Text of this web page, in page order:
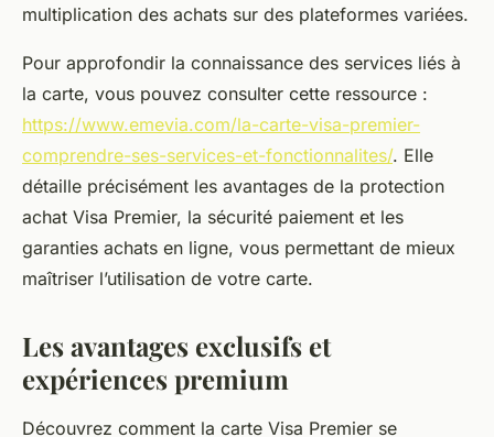
multiplication des achats sur des plateformes variées.
Pour approfondir la connaissance des services liés à
la carte, vous pouvez consulter cette ressource :
https://www.emevia.com/la-carte-visa-premier-
comprendre-ses-services-et-fonctionnalites/. Elle
détaille précisément les avantages de la protection
achat Visa Premier, la sécurité paiement et les
garanties achats en ligne, vous permettant de mieux
maîtriser l’utilisation de votre carte.
Les avantages exclusifs et
expériences premium
Découvrez comment la carte Visa Premier se